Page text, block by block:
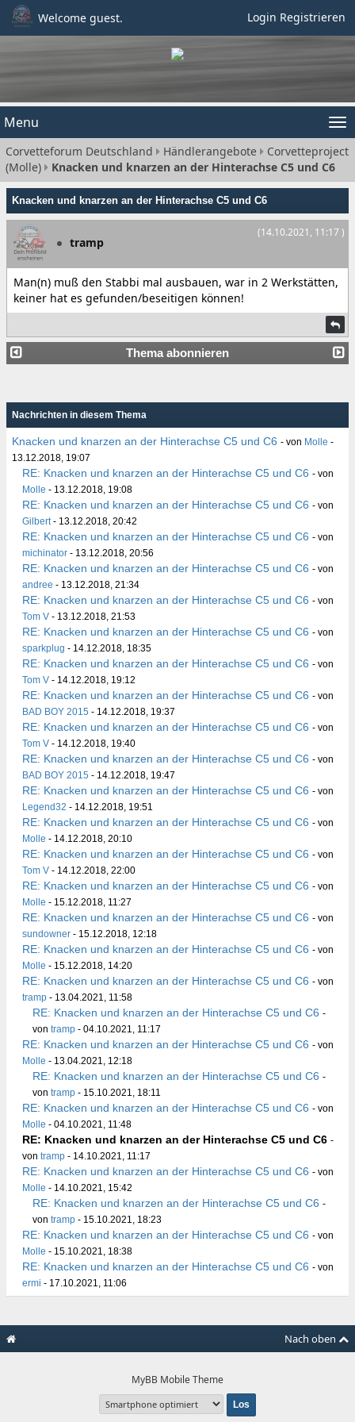
Welcome guest. Login Registrieren
Menu
Corvetteforum Deutschland Händlerangebote
Corvetteproject
(Molle)
Knacken und knarzen an der Hinterachse C5 und C6
Knacken und knarzen an der Hinterachse C5 und C6
(14.10.2021, 11:17 )
tramp
Man(n) muß den Stabbi mal ausbauen, war in 2 Werkstätten,
keiner hat es gefunden/beseitigen können!
Thema abonnieren
Nachrichten in diesem Thema
Knacken und knarzen an der Hinterachse C5 und C6 - von Molle -
13.12.2018, 19:07
RE: Knacken und knarzen an der Hinterachse C5 und C6 - von
Molle - 13.12.2018, 19:08
RE: Knacken und knarzen an der Hinterachse C5 und C6 - von
Gilbert- 13.12.2018, 20:42
RE: Knacken und knarzen an der Hinterachse C5 und C6 - von
michinator - 13.12.2018, 20:56
RE: Knacken und knarzen an der Hinterachse C5 und C6 - von
andree - 13.12.2018, 21:34
RE: Knacken und knarzen an der Hinterachse C5 und C6 - von
Tom V - 13.12.2018, 21:53
RE: Knacken und knarzen an der Hinterachse C5 und C6 - von
sparkplug - 14.12.2018, 18:35
RE: Knacken und knarzen an der Hinterachse C5 und C6 - von
Tom V - 14.12.2018, 19:12
RE: Knacken und knarzen an der Hinterachse C5 und C6 - von
BAD BOY 2015 - 14.12.2018, 19:37
RE: Knacken und knarzen an der Hinterachse C5 und C6 - von
Tom V - 14.12.2018, 19:40
RE: Knacken und knarzen an der Hinterachse C5 und C6 - von
BAD BOY 2015 - 14.12.2018, 19:47
RE: Knacken und knarzen an der Hinterachse C5 und C6 - von
Legend32 - 14.12.2018, 19:51
RE: Knacken und knarzen an der Hinterachse C5 und C6 - von
Molle - 14.12.2018, 20:10
RE: Knacken und knarzen an der Hinterachse C5 und C6 - von
Tom V - 14.12.2018, 22:00
RE: Knacken und knarzen an der Hinterachse C5 und C6 - von
Molle - 15.12.2018, 11:27
RE: Knacken und knarzen an der Hinterachse C5 und C6 - von
sundowner - 15.12.2018, 12:18
RE: Knacken und knarzen an der Hinterachse C5 und C6 - von
Molle - 15.12.2018, 14:20
RE: Knacken und knarzen an der Hinterachse C5 und C6 - von
tramp - 13.04.2021, 11:58
RE: Knacken und knarzen an der Hinterachse C5 und C6 -
von tramp - 04.10.2021, 11:17
RE: Knacken und knarzen an der Hinterachse C5 und C6 - von
Molle - 13.04.2021, 12:18
RE: Knacken und knarzen an der Hinterachse C5 und C6 -
von tramp - 15.10.2021, 18:11
RE: Knacken und knarzen an der Hinterachse C5 und C6 - von
Molle - 04.10.2021, 11:48
RE: Knacken und knarzen an der Hinterachse C5 und C6 -
von tramp - 14.10.2021, 11:17
RE: Knacken und knarzen an der Hinterachse C5 und C6 - von
Molle - 14.10.2021, 15:42
RE: Knacken und knarzen an der Hinterachse C5 und C6 -
von tramp - 15.10.2021, 18:23
RE: Knacken und knarzen an der Hinterachse C5 und C6 - von
Molle - 15.10.2021, 18:38
RE: Knacken und knarzen an der Hinterachse C5 und C6 - von
ermi - 17.10.2021, 11:06
Nach oben
MyBB Mobile Theme